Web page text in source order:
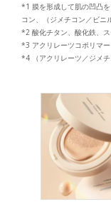
*1 膜を形成して肌の凹凸
コン、（ジメチコン／ビニ
*2 酸化チタン、酸化鉄、
*3 アクリレーツコポリマー
*4 （アクリレーツ／ジメ